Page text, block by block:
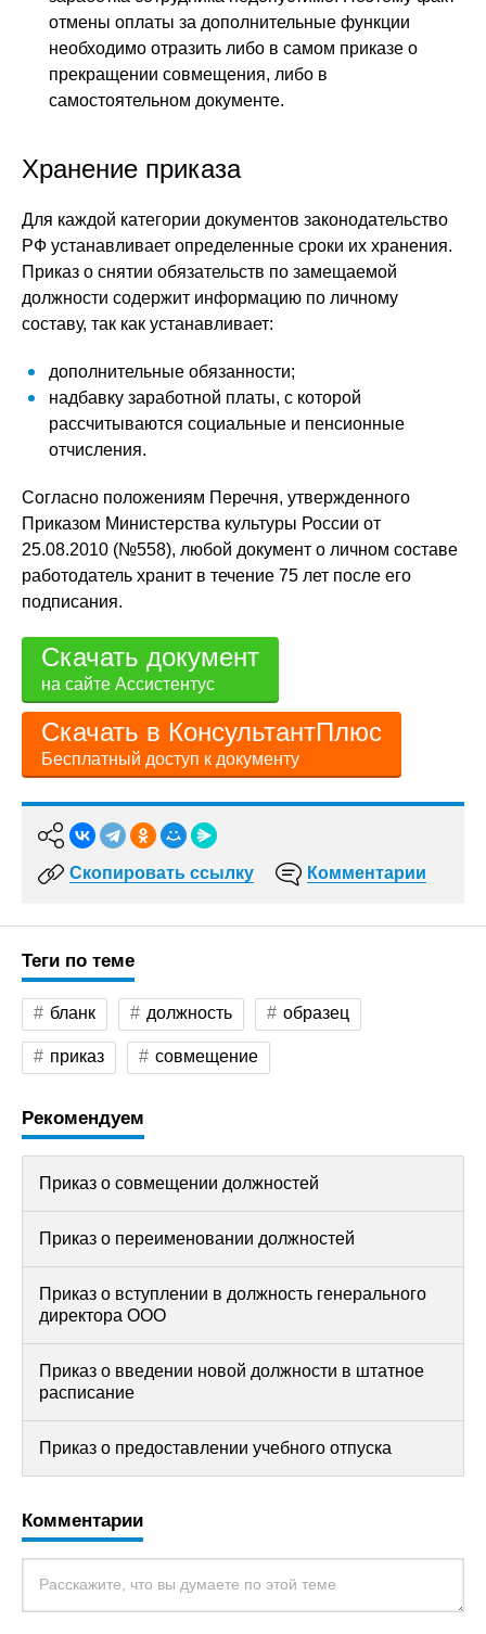
отмены оплаты за дополнительные функции
необходимо отразить либо в самом приказе о
прекращении совмещения, либо в
самостоятельном документе.
Хранение приказа
Для каждой категории документов законодательство
РФ устанавливает определенные сроки их хранения.
Приказ о снятии обязательств по замещаемой
должности содержит информацию по личному
составу, так как устанавливает:
дополнительные обязанности;
надбавку заработной платы, с которой
рассчитываются социальные и пенсионные
отчисления.
Согласно положениям Перечня, утвержденного
Приказом Министерства культуры России от
25.08.2010 (№558), любой документ о личном составе
работодатель хранит в течение 75 лет после его
подписания.
Скачать документ
на сайте Ассистентус
Скачать в КонсультантПлюс
Бесплатный доступ к документу
Скопировать ссылку Комментарии
Теги по теме
бланк должность образец
приказ совмещение
Рекомендуем
Приказ о совмещении должностей
Приказ о переименовании должностей
Приказ о вступлении в должность генерального
директора ООО
Приказ о введении новой должности в штатное
расписание
Приказ о предоставлении учебного отпуска
Комментарии